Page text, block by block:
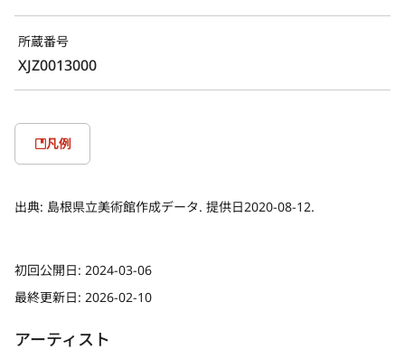
所蔵番号
XJZ0013000
凡例
出典: 島根県立美術館作成データ. 提供日2020-08-12.
初回公開日: 2024-03-06
最終更新日: 2026-02-10
アーティスト